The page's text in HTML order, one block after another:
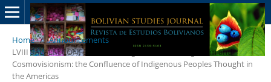
Home / Announcements
LVIII SALALM CONFERENCE - Indigenism, Pan-indigenism and
Cosmovisionism: the Confluence of Indigenous Peoples Thought in
the Americas